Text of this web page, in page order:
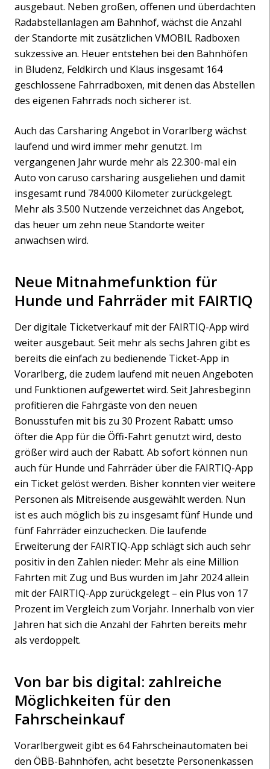
ausgebaut. Neben großen, offenen und überdachten
Radabstellanlagen am Bahnhof, wächst die Anzahl
der Standorte mit zusätzlichen VMOBIL Radboxen
sukzessive an. Heuer entstehen bei den Bahnhöfen
in Bludenz, Feldkirch und Klaus insgesamt 164
geschlossene Fahrradboxen, mit denen das Abstellen
des eigenen Fahrrads noch sicherer ist.
Auch das Carsharing Angebot in Vorarlberg wächst
laufend und wird immer mehr genutzt. Im
vergangenen Jahr wurde mehr als 22.300-mal ein
Auto von caruso carsharing ausgeliehen und damit
insgesamt rund 784.000 Kilometer zurückgelegt.
Mehr als 3.500 Nutzende verzeichnet das Angebot,
das heuer um zehn neue Standorte weiter
anwachsen wird.
Neue Mitnahmefunktion für
Hunde und Fahrräder mit FAIRTIQ
Der digitale Ticketverkauf mit der FAIRTIQ-App wird
weiter ausgebaut. Seit mehr als sechs Jahren gibt es
bereits die einfach zu bedienende Ticket-App in
Vorarlberg, die zudem laufend mit neuen Angeboten
und Funktionen aufgewertet wird. Seit Jahresbeginn
profitieren die Fahrgäste von den neuen
Bonusstufen mit bis zu 30 Prozent Rabatt: umso
öfter die App für die Öffi-Fahrt genutzt wird, desto
größer wird auch der Rabatt. Ab sofort können nun
auch für Hunde und Fahrräder über die FAIRTIQ-App
ein Ticket gelöst werden. Bisher konnten vier weitere
Personen als Mitreisende ausgewählt werden. Nun
ist es auch möglich bis zu insgesamt fünf Hunde und
fünf Fahrräder einzuchecken. Die laufende
Erweiterung der FAIRTIQ-App schlägt sich auch sehr
positiv in den Zahlen nieder: Mehr als eine Million
Fahrten mit Zug und Bus wurden im Jahr 2024 allein
mit der FAIRTIQ-App zurückgelegt – ein Plus von 17
Prozent im Vergleich zum Vorjahr. Innerhalb von vier
Jahren hat sich die Anzahl der Fahrten bereits mehr
als verdoppelt.
Von bar bis digital: zahlreiche
Möglichkeiten für den
Fahrscheinkauf
Vorarlbergweit gibt es 64 Fahrscheinautomaten bei
den ÖBB-Bahnhöfen, acht besetzte Personenkassen